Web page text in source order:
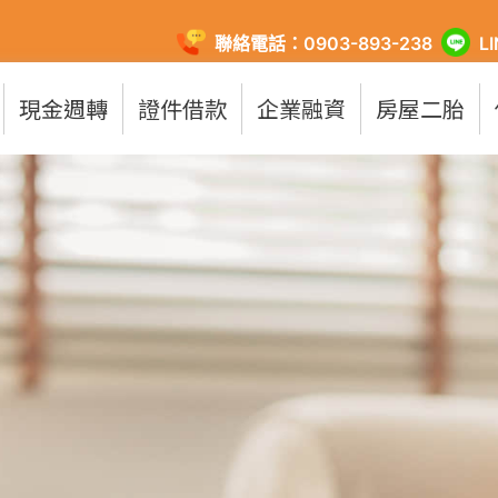
聯絡電話：0903-893-238
現金週轉 證件借款 企業融資 房屋二胎